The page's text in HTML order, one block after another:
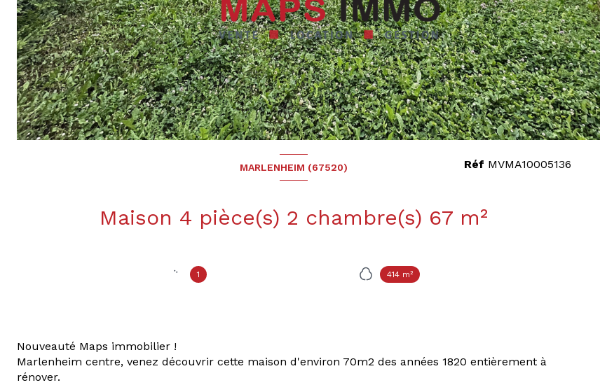
MARLENHEIM (67520)
Maison 4 pièce(s) 2 chambre(s) 67 m²
1 414 m²
Réf MVMA10005136
Nouveauté Maps immobilier !
Marlenheim centre, venez découvrir cette maison d'environ 70m2 des années 1820 entièrement à
rénover.